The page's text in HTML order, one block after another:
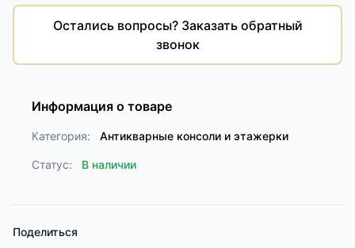
Остались вопросы? Заказать обратный
звонок
Информация о товаре
Категория: Антикварные консоли и этажерки
Статус: В наличии
Поделиться